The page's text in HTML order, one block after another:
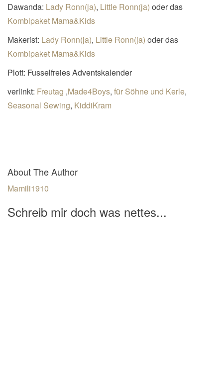
Dawanda: Lady Ronn(ja), Little Ronn(ja) oder das
Kombipaket Mama&Kids
Makerist: Lady Ronn(ja), Little Ronn(ja) oder das
Kombipaket Mama&Kids
Plott: Fusselfreies Adventskalender
verlinkt: Freutag ,Made4Boys, für Söhne und Kerle,
Seasonal Sewing, KiddiKram
About The Author
Mamili1910
Schreib mir doch was nettes...